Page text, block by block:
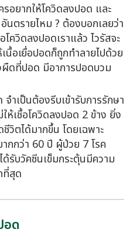
รอยากให้โควิดลงปอด และ
นตรายไหม ? ต้องบอกเลยว่า
โควิดลงปอดเราแล้ว ไวรัสจะ
นื้อเยื่อปอดก็ถูกทำลายไปด้วย
ดที่ปอด มีอาการปอดบวม
จำเป็นต้องรีบเข้ารับการรักษา
ห้เชื้อโควิดลงปอด 2 ข้าง ยิ่ง
วิตได้มากขึ้น โดยเฉพาะ
กกว่า 60 ปี ผู้ป่วย 7 โรค
รับวัคซีนเข็มกระตุ้นมีความ
ที่สุด
อด